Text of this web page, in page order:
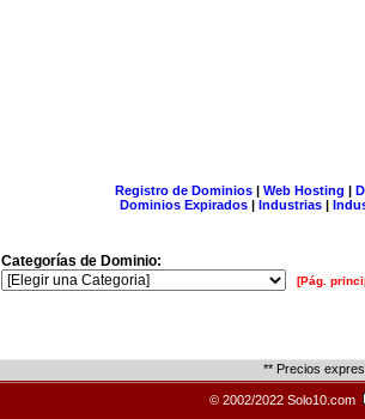
Registro de Dominios| Web Hosting |
Dominios Expirados | Industrias |
Categorías de Dominio:
[Pág.
** Precios
© 2002/2022 Solo10.com